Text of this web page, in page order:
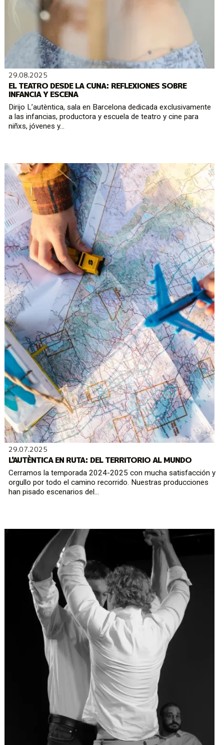
29.08.2025
EL TEATRO DESDE LA CUNA: REFLEXIONES SOBRE
INFANCIA Y ESCENA
Dirijo L’autèntica, sala en Barcelona dedicada exclusivamente
a las infancias, productora y escuela de teatro y cine para
niñxs, jóvenes y...
29.07.2025
L'AUTÈNTICA EN RUTA: DEL TERRITORIO AL MUNDO
Cerramos la temporada 2024-2025 con mucha satisfacción y
orgullo por todo el camino recorrido. Nuestras producciones
han pisado escenarios del...